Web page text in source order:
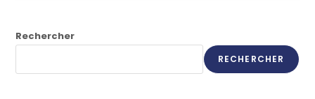
Rechercher
RECHERCHER